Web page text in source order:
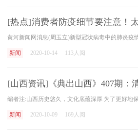
[热点]消费者防疫细节要注意！
示
新闻 2020-10-14 113人阅
[山西资讯]《典出山西》407期：
新闻 2020-10-09 169人阅